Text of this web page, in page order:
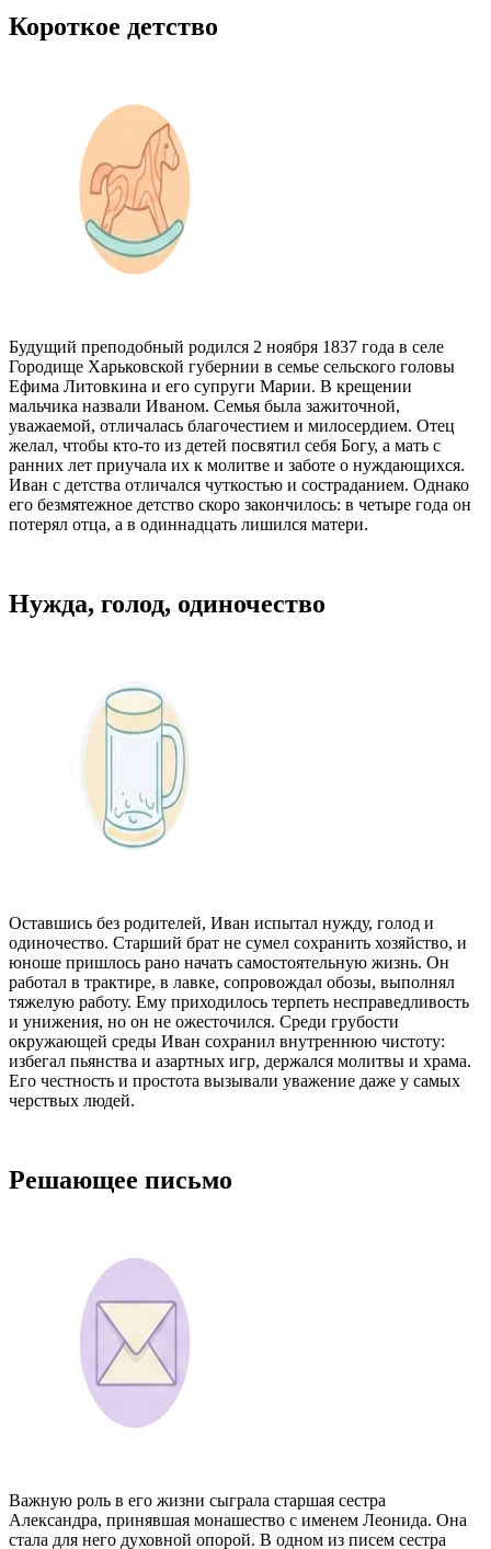
Короткое детство
Будущий преподобный родился 2 ноября 1837 года в селе
Городище Харьковской губернии в семье сельского головы
Ефима Литовкина и его супруги Марии. В крещении
мальчика назвали Иваном. Семья была зажиточной,
уважаемой, отличалась благочестием и милосердием. Отец
желал, чтобы кто-то из детей посвятил себя Богу, а мать с
ранних лет приучала их к молитве и заботе о нуждающихся.
Иван с детства отличался чуткостью и состраданием. Однако
его безмятежное детство скоро закончилось: в четыре года он
потерял отца, а в одиннадцать лишился матери.
Нужда, голод, одиночество
Оставшись без родителей, Иван испытал нужду, голод и
одиночество. Старший брат не сумел сохранить хозяйство, и
юноше пришлось рано начать самостоятельную жизнь. Он
работал в трактире, в лавке, сопровождал обозы, выполнял
тяжелую работу. Ему приходилось терпеть несправедливость
и унижения, но он не ожесточился. Среди грубости
окружающей среды Иван сохранил внутреннюю чистоту:
избегал пьянства и азартных игр, держался молитвы и храма.
Его честность и простота вызывали уважение даже у самых
черствых людей.
Решающее письмо
Важную роль в его жизни сыграла старшая сестра
Александра, принявшая монашество с именем Леонида. Она
стала для него духовной опорой. В одном из писем сестра